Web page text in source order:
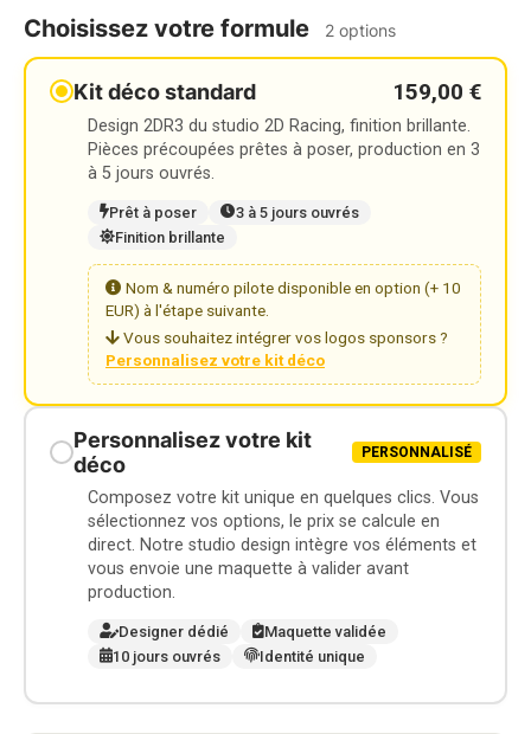
Choisissez votre formule 2 options
Kit déco standard 159,00 €
Design 2DR3 du studio 2D Racing, finition brillante.
Pièces précoupées prêtes à poser, production en 3
à 5 jours ouvrés.
Prêt à poser
3 à 5 jours ouvrés
Finition brillante
Nom & numéro pilote disponible en option (+ 10
EUR) à l'étape suivante.
Vous souhaitez intégrer vos logos sponsors ?
Personnalisez votre kit déco
Personnalisez votre kit
déco
PERSONNALISÉ
Composez votre kit unique en quelques clics. Vous
sélectionnez vos options, le prix se calcule en
direct. Notre studio design intègre vos éléments et
vous envoie une maquette à valider avant
production.
Designer dédié
Maquette validée
10 jours ouvrés
Identité unique